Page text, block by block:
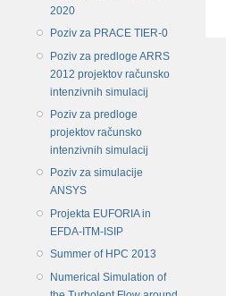
2020
Poziv za PRACE TIER-0
Poziv za predloge ARRS
2012 projektov računsko
intenzivnih simulacij
Poziv za predloge
projektov računsko
intenzivnih simulacij
Poziv za simulacije
ANSYS
Projekta EUFORIA in
EFDA-ITM-ISIP
Summer of HPC 2013
Numerical Simulation of